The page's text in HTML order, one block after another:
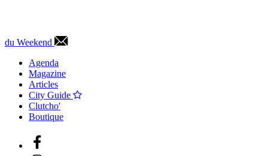
du Weekend
Agenda
Magazine
Articles
City Guide
Clutcho'
Boutique